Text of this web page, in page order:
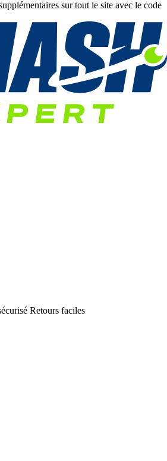
sur tout le site avec le code
Retours faciles